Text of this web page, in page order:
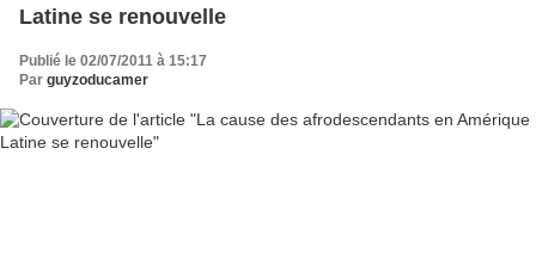
Latine se renouvelle
Publié le 02/07/2011 à 15:17
Par guyzoducamer